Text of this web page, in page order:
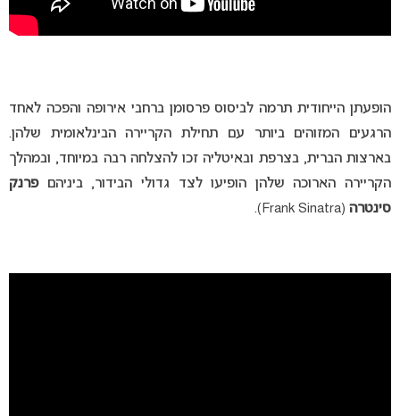
הופעתן הייחודית תרמה לביסוס פרסומן ברחבי אירופה והפכה לאחד
הרגעים המזוהים ביותר עם תחילת הקריירה הבינלאומית שלהן.
בארצות הברית, בצרפת ובאיטליה זכו להצלחה רבה במיוחד, ובמהלך
הקריירה הארוכה שלהן הופיעו לצד גדולי הבידור, ביניהםפרנק
סינטרה (Frank Sinatra).